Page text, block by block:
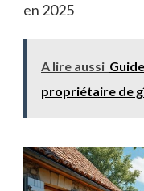
en 2025
A lire aussi
propriétaire de